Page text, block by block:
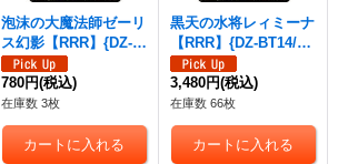
泡沫の大魔法師ゼーリ
ス幻影【RRR】{DZ-B
T14/016}《ストイケイ
ア》
780円(税込)
在庫数 3枚
黒天の水将レィミーナ
【RRR】{DZ-BT14/01
7}《ストイケイア》
3,480円(税込)
在庫数 66枚